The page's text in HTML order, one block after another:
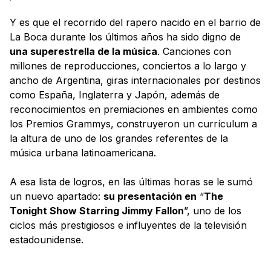
Y es que el recorrido del rapero nacido en el barrio de
La Boca durante los últimos años ha sido digno de
una superestrella de la música. Canciones con
millones de reproducciones, conciertos a lo largo y
ancho de Argentina, giras internacionales por destinos
como España, Inglaterra y Japón, además de
reconocimientos en premiaciones en ambientes como
los Premios Grammys, construyeron un currículum a
la altura de uno de los grandes referentes de la
música urbana latinoamericana.
A esa lista de logros, en las últimas horas se le sumó
un nuevo apartado: su presentación en “The
Tonight Show Starring Jimmy Fallon”, uno de los
ciclos más prestigiosos e influyentes de la televisión
estadounidense.